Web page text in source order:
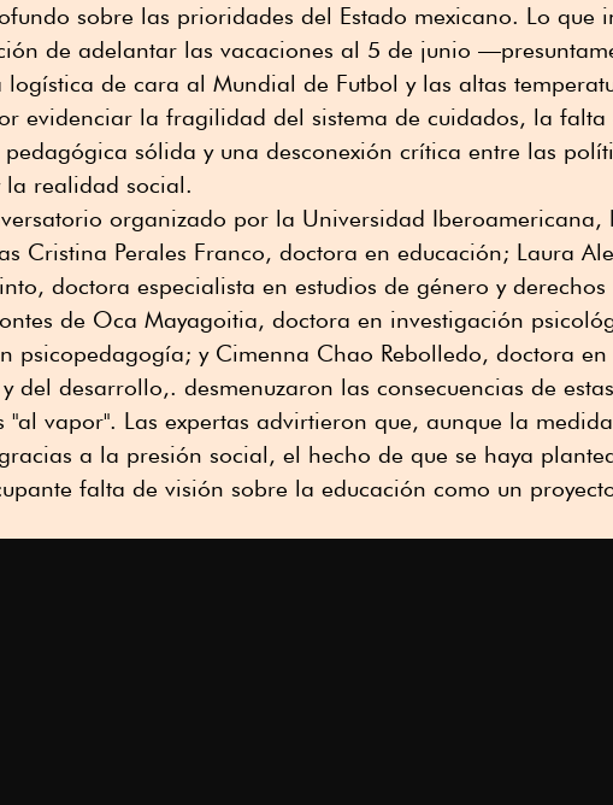
sobre las prioridades del Estado mexicano. Lo que
de adelantar las vacaciones al 5 de junio
de cara al Mundial de Futbol y las altas
evidenciar la fragilidad del sistema de cuidados, la falta
pedagógica sólida y una desconexión crítica entre las
la realidad social.
organizado por la Universidad Iberoamericana,
Cristina Perales Franco, doctora en educación; Laura
doctora especialista en estudios de género y
de Oca Mayagoitia, doctora en investigación
psicopedagogía; y Cimenna Chao Rebolledo, doctora
del desarrollo,. desmenuzaron las consecuencias de estas
"al vapor". Las expertas advirtieron que, aunque la
a la presión social, el hecho de que se haya
falta de visión sobre la educación como un